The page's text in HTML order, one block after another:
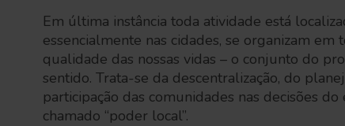
Em última instância toda atividade está
essencialmente nas cidades, se organizam
qualidade das nossas vidas – o conjunto do
sentido. Trata-se da descentralização, do
participação das comunidades nas decisões
chamado “poder local”.